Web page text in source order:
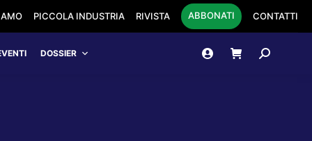
PICCOLA INDUSTRIA RIVISTA ABBONATI CONTATTI
DOSSIER Cerca: